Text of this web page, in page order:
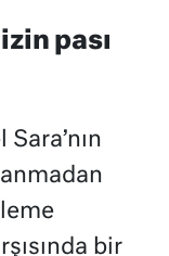
pası
bir